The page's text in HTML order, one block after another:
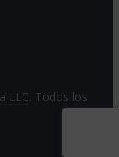
LLC. Todos los